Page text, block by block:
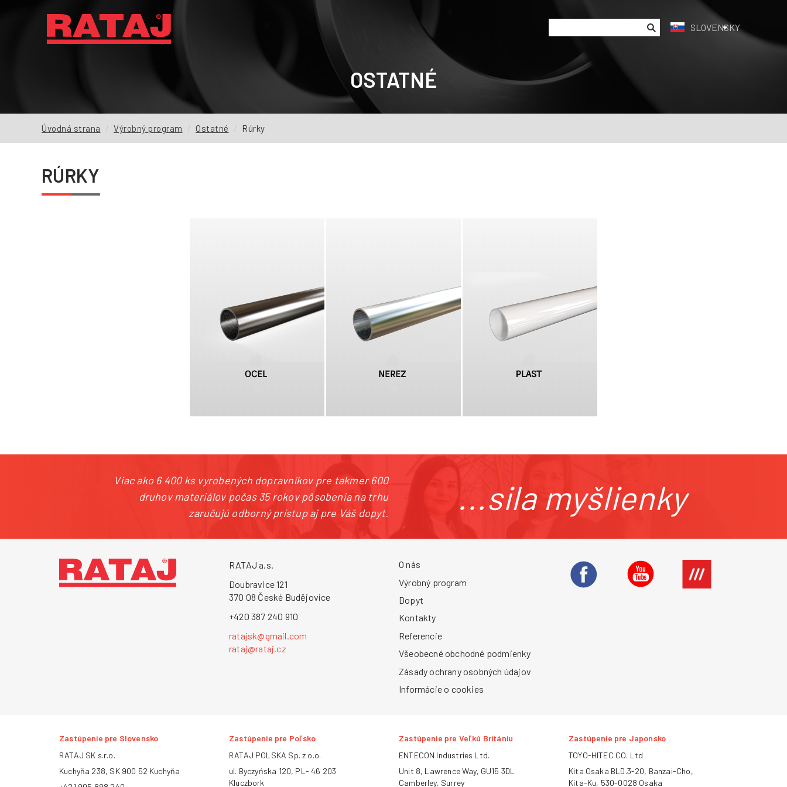
SLOVENSKY
DOPYT
NA STIAHNUTIE
OSTATNÉ
Úvodná strana Výrobný program Ostatné Rúrky
RÚRKY
Viac ako 6 400 ks vyrobených dopravníkov pre takmer 600
druhov materiálov počas 35 rokov pôsobenia na trhu
zaručujú odborný prístup aj pre Váš dopyt.
...sila myšlienky
RATAJ a.s.
Doubravice 121
370 08 České Budějovice
+420 387 240 910
ratajsk@gmail.com
rataj@rataj.cz
O nás
Výrobný program
Dopyt
Kontakty
Referencie
Všeobecné obchodné podmienky
Zásady ochrany osobných údajov
Informácie o cookies
Zastúpenie pre Slovensko
RATAJ SK s.r.o.
Kuchyňa 238, SK 900 52 Kuchyňa
Zastúpenie pre Poľsko
RATAJ POLSKA Sp. z o.o.
ul. Byczyńska 120, PL- 46 203
Kluczbork
Zastúpenie pre Veľkú Britániu
ENTECON Industries Ltd.
Unit 8, Lawrence Way, GU15 3DL
Camberley, Surrey
Zastúpenie pre Japonsko
TOYO-HITEC CO. Ltd
Kita Osaka BLD.3-20, Banzai-Cho,
Kita-Ku, 530-0028 Osaka